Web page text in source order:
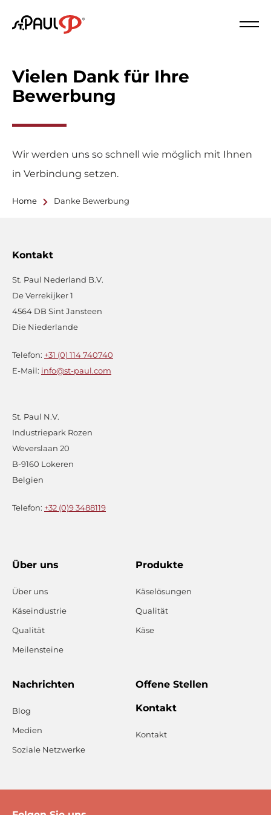
Logo St. Paul
Vielen Dank für Ihre
Bewerbung
Wir werden uns so schnell wie möglich mit Ihnen
in Verbindung setzen.
Home Danke Bewerbung
Kontakt
St. Paul Nederland B.V.
De Verrekijker 1
4564 DB Sint Jansteen
Die Niederlande
Telefon: +31 (0) 114 740740
E-Mail: info@st-paul.com
St. Paul N.V.
Industriepark Rozen
Weverslaan 20
B-9160 Lokeren
Belgien
Telefon: +32 (0)9 3488119
Über uns
Über uns
Käseindustrie
Qualität
Meilensteine
Produkte
Käselösungen
Qualität
Käse
Nachrichten
Blog
Medien
Soziale Netzwerke
Offene Stellen
Kontakt
Kontakt